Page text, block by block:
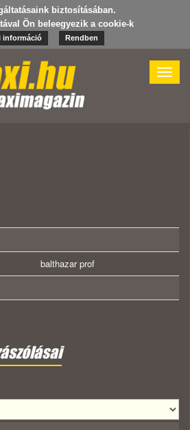
biztosításában.
Ön beleegyezik a cookie-k
információ Rendben
Toggle
balthazar prof